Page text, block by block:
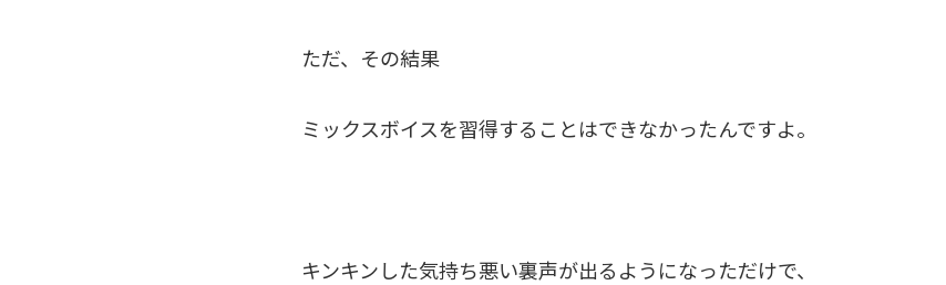
ただ、その結果
ミックスボイスを習得することはできなかったんですよ。
キンキンした気持ち悪い裏声が出るようになっただけで、